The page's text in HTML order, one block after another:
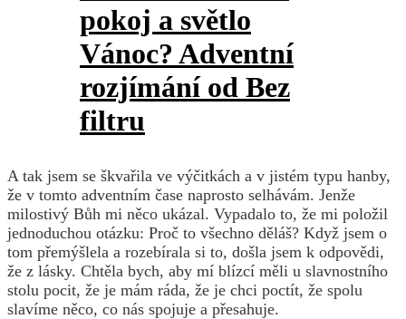
pokoj a světlo
Vánoc? Adventní
rozjímání od Bez
filtru
A tak jsem se škvařila ve výčitkách a v jistém typu hanby,
že v tomto adventním čase naprosto selhávám. Jenže
milostivý Bůh mi něco ukázal. Vypadalo to, že mi položil
jednoduchou otázku: Proč to všechno děláš? Když jsem o
tom přemýšlela a rozebírala si to, došla jsem k odpovědi,
že z lásky. Chtěla bych, aby mí blízcí měli u slavnostního
stolu pocit, že je mám ráda, že je chci poctít, že spolu
slavíme něco, co nás spojuje a přesahuje.